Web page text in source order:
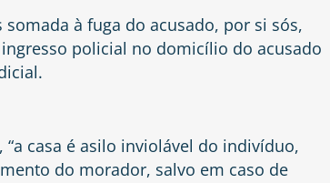
à fuga do acusado, por si sós,
policial no domicílio do acusado
“a casa é asilo inviolável do indivíduo,
do morador, salvo em caso de